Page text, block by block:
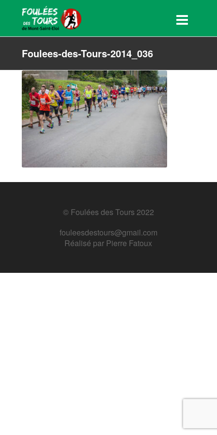
Foulees-des-Tours-2014_036
© Foulées des Tours 2022
fouleesdestours@gmail.com
Réalisé par Pierre Fatoux